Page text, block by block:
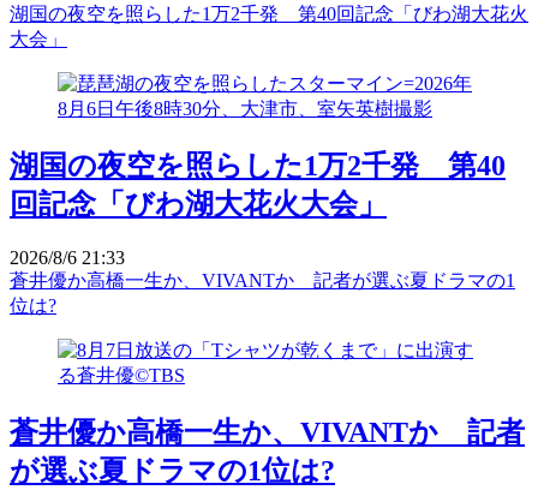
湖国の夜空を照らした1万2千発 第40回記念「びわ湖大花火
大会」
湖国の夜空を照らした1万2千発 第40
回記念「びわ湖大花火大会」
2026/8/6 21:33
蒼井優か高橋一生か、VIVANTか 記者が選ぶ夏ドラマの1
位は?
蒼井優か高橋一生か、VIVANTか 記者
が選ぶ夏ドラマの1位は?